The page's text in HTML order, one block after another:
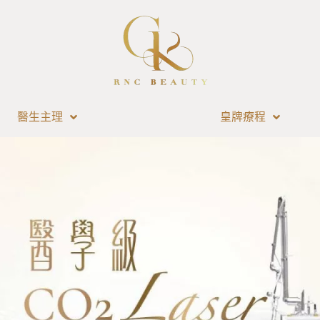
醫生主理 皇牌療程